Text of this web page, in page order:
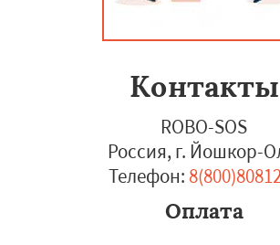
Контакты
ROBO-SOS
Россия, г. Йошкор-
Телефон:
Оплата